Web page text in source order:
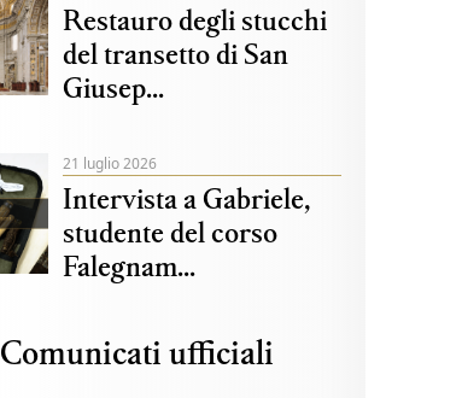
Restauro degli stucchi
del transetto di San
Giusep...
21 luglio 2026
Intervista a Gabriele,
studente del corso
Falegnam...
Comunicati ufficiali